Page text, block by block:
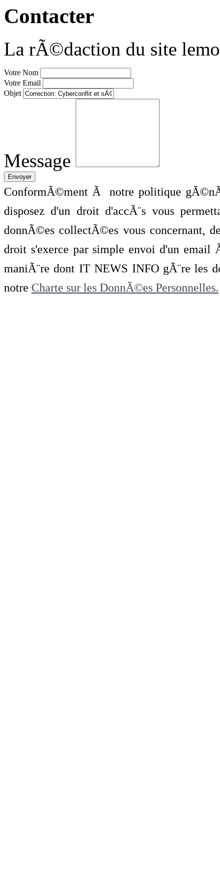
Contacter
La rÃ©daction du site
Votre Nom
Votre Email
Objet
Message
ConformÃ©ment Ã notre politique
disposez d'un droit d'accÃ¨s vous
donnÃ©es collectÃ©es vous concernant,
droit s'exerce par simple envoi d'un
maniÃ¨re dont IT NEWS INFO gÃ¨re les
notre Charte sur les DonnÃ©es Personnelles.